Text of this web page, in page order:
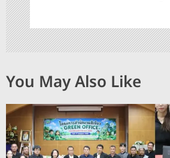
You May Also Like